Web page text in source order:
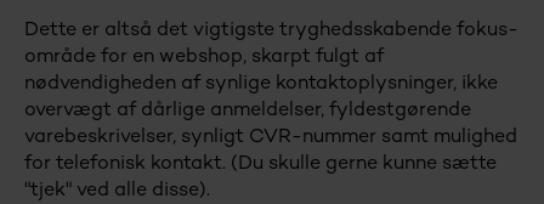
Dette er altså det vigtigste tryghedsskabende fokus-
område for en webshop, skarpt fulgt af
nødvendigheden af synlige kontaktoplysninger, ikke
overvægt af dårlige anmeldelser, fyldestgørende
varebeskrivelser, synligt CVR-nummer samt mulighed
for telefonisk kontakt. (Du skulle gerne kunne sætte
"tjek" ved alle disse).